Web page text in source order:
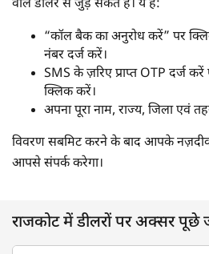
वाले डीलर से जुड़ सकते हैं। ये हैं:
“कॉल बैक का अनुरोध करें” पर
नंबर दर्ज करें।
SMS के ज़रिए प्राप्त OTP दर्ज
क्लिक करें।
अपना पूरा नाम, राज्य, जिला एवं
विवरण सबमिट करने के बाद आपके
आपसे संपर्क करेगा।
राजकोट में डीलरों पर अक्सर पूछे